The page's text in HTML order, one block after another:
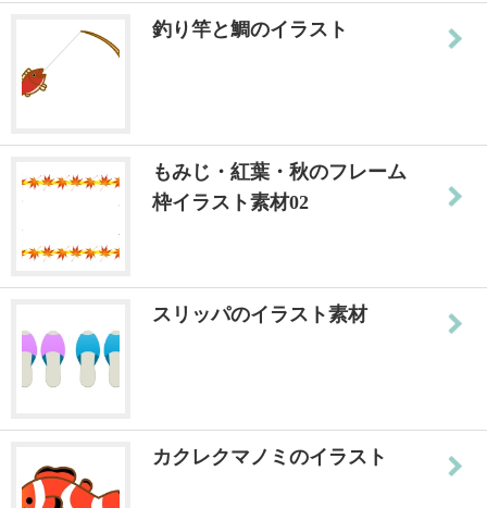
釣り竿と鯛のイラスト
もみじ・紅葉・秋のフレーム
枠イラスト素材02
スリッパのイラスト素材
カクレクマノミのイラスト